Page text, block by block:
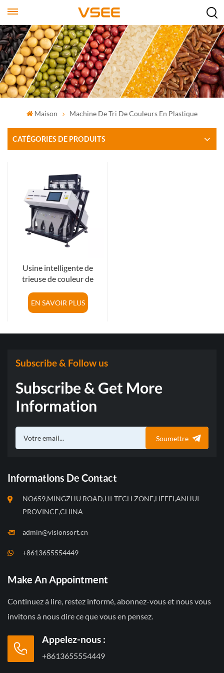
Maison Machine De Tri De Couleurs En Plastique
CATÉGORIES DE PRODUITS
Usine intelligente de
trieuse de couleur de
en plastique en Chine
EN SAVOIR PLUS
Subscribe & Follow us
Subscribe & Get More
Information
Soumettre
Informations De Contact
NO659,MINGZHU ROAD,HI-TECH ZONE,HEFEI,ANHUI
PROVINCE,CHINA
admin@visionsort.cn
+8613655554449
Make An Appointment
Continuez à lire, restez informé, abonnez-vous et nous vous
invitons à nous dire ce que vous en pensez.
Appelez-nous :
+8613655554449